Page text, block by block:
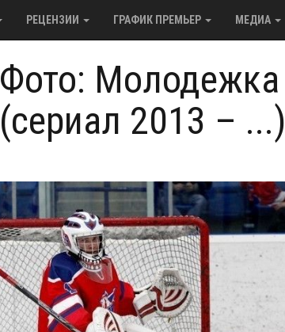
РЕЦЕНЗИИ ГРАФИК ПРЕМЬЕР МЕДИА
Фото: Молодежка
(сериал 2013 – ...)